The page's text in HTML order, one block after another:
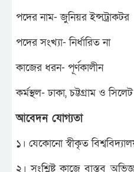
পদের নাম- জুনিয়র ইন্সট্রাকটর
পদের সংখ্যা- নির্ধারিত না
কাজের ধরন- পূর্ণকালীন
কর্মস্থল- ঢাকা, চট্টগ্রাম ও সিলেট
আবেদন যোগ্যতা
১। যেকোনো স্বীকৃত
২। সংশ্লিষ্ট কাজে বাস্তব